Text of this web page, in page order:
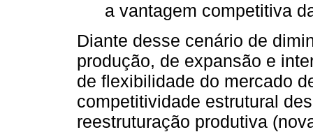
a vantagem competitiva
Diante desse cenário de
produção, de expansão e
de flexibilidade do mercado
competitividade estrutural
reestruturação produtiva